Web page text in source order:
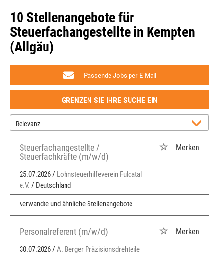
10 Stellenangebote für
Steuerfachangestellte in Kempten
(Allgäu)
Passende Jobs per E-Mail
GRENZEN SIE IHRE SUCHE EIN
Steuerfachangestellte /
Steuerfachkräfte (m/w/d)
25.07.2026 / Lohnsteuerhilfeverein Fuldatal
e.V. / Deutschland
Merken
verwandte und ähnliche Stellenangebote
Personalreferent (m/w/d)
30.07.2026 / A. Berger Präzisionsdrehteile
Merken